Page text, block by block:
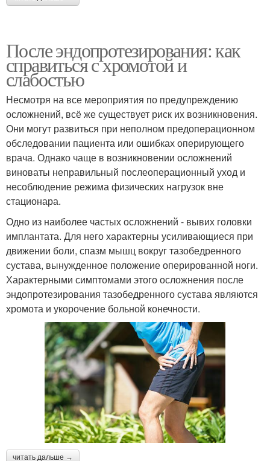
После эндопротезирования: как
справиться с хромотой и
слабостью
Несмотря на все мероприятия по предупреждению
осложнений, всё же существует риск их возникновения.
Они могут развиться при неполном предоперационном
обследовании пациента или ошибках оперирующего
врача. Однако чаще в возникновении осложнений
виноваты неправильный послеоперационный уход и
несоблюдение режима физических нагрузок вне
стационара.
Одно из наиболее частых осложнений - вывих головки
имплантата. Для него характерны усиливающиеся при
движении боли, спазм мышц вокруг тазобедренного
сустава, вынужденное положение оперированной ноги.
Характерными симптомами этого осложнения после
эндопротезирования тазобедренного сустава являются
хромота и укорочение больной конечности.
читать дальше →